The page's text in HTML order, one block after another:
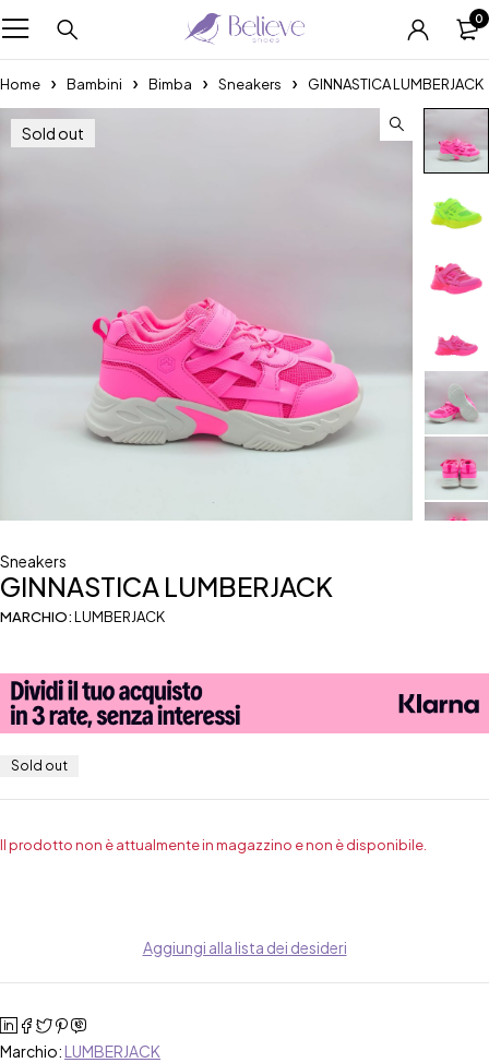
0
Home Bambini Bimba Sneakers GINNASTICA LUMBERJACK
Sold out
Sneakers
GINNASTICA LUMBERJACK
MARCHIO:LUMBERJACK
Sold out
Il prodotto non è attualmente in magazzino e non è disponibile.
Aggiungi alla lista dei desideri
Marchio: LUMBERJACK